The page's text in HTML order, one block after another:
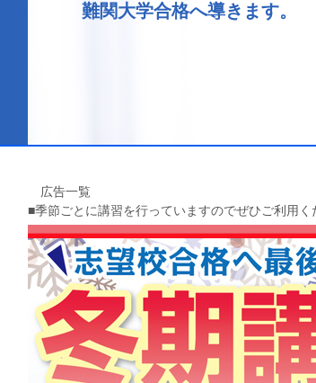
難関大学合格へ導きます。
広告一覧
■季節ごとに講習を行っていますのでぜひご利用く